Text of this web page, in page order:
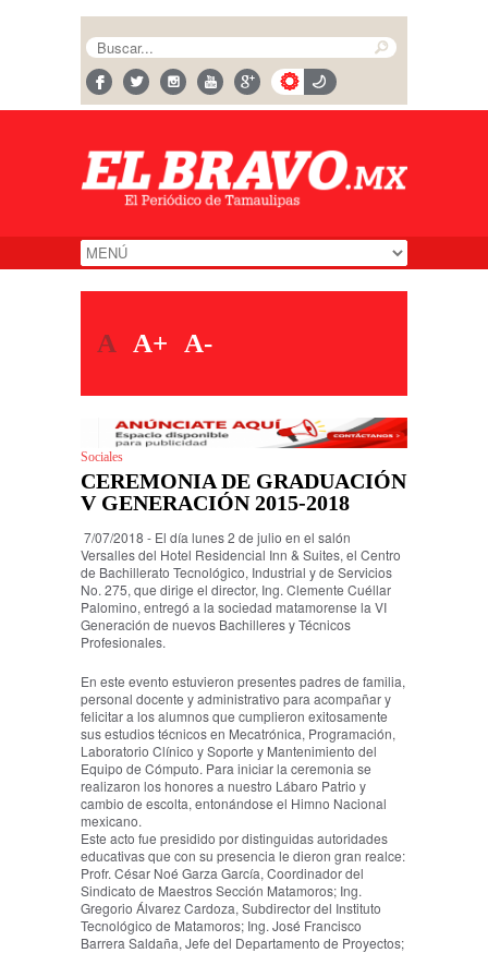
A A+ A-
Sociales
CEREMONIA DE GRADUACIÓN
V GENERACIÓN 2015-2018
7/07/2018 - El día lunes 2 de julio en el salón
Versalles del Hotel Residencial Inn & Suites, el Centro
de Bachillerato Tecnológico, Industrial y de Servicios
No. 275, que dirige el director, Ing. Clemente Cuéllar
Palomino, entregó a la sociedad matamorense la VI
Generación de nuevos Bachilleres y Técnicos
Profesionales.
En este evento estuvieron presentes padres de familia,
personal docente y administrativo para acompañar y
felicitar a los alumnos que cumplieron exitosamente
sus estudios técnicos en Mecatrónica, Programación,
Laboratorio Clínico y Soporte y Mantenimiento del
Equipo de Cómputo. Para iniciar la ceremonia se
realizaron los honores a nuestro Lábaro Patrio y
cambio de escolta, entonándose el Himno Nacional
mexicano.
Este acto fue presidido por distinguidas autoridades
educativas que con su presencia le dieron gran realce:
Profr. César Noé Garza García, Coordinador del
Sindicato de Maestros Sección Matamoros; Ing.
Gregorio Álvarez Cardoza, Subdirector del Instituto
Tecnológico de Matamoros; Ing. José Francisco
Barrera Saldaña, Jefe del Departamento de Proyectos;